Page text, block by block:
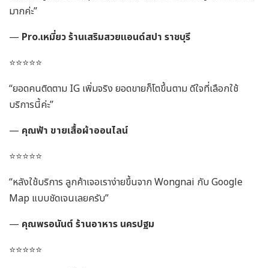
มากค่ะ”
— Pro.เหมี่ยว ร้านเสริมสวยแอนด์สปา ราชบุรี
⭐️⭐️⭐️⭐️⭐️
“ยอดคนติดตาม IG เพิ่มจริง ยอดขายก็โตขึ้นตาม ดีใจที่เลือกใช้
บริการนี้ค่ะ”
— คุณฟ้า ขายเสื้อผ้าออนไลน์
⭐️⭐️⭐️⭐️⭐️
“หลังใช้บริการ ลูกค้าเจอเราง่ายขึ้นจาก Wongnai กับ Google
Map แบบชัดเจนเลยครับ”
— คุณพรอนันต์ ร้านอาหาร นครปฐม
⭐️⭐️⭐️⭐️⭐️